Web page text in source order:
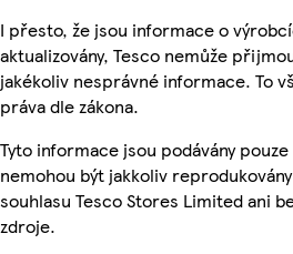
I přesto, že jsou informace o
aktualizovány, Tesco nemůže
jakékoliv nesprávné informace. To
práva dle zákona.
Tyto informace jsou podávány
nemohou být jakkoliv
souhlasu Tesco Stores Limited ani
zdroje.